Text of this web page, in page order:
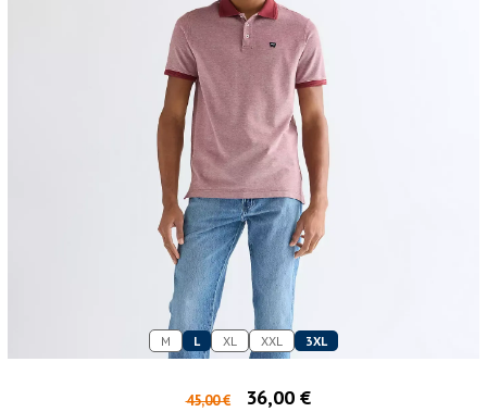
M L XL XXL 3XL
45,00 €
36,00 €